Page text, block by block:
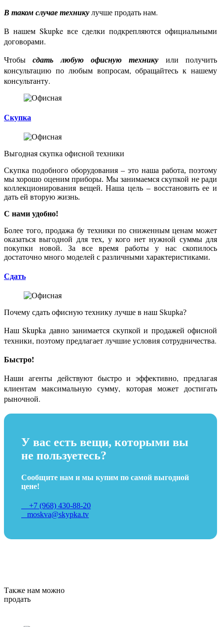
В таком случае техникулучше продать нам.
В нашем Skupke все сделки подкрепляются официальными
договорами.
Чтобысдать любую офисную технику или получить
консультацию по любым вопросам, обращайтесь к нашему
консультанту.
Скупка
Выгодная скупка офисной техники
Скупка подобного оборудования – это наша работа, поэтому
мы хорошо оценим приборы. Мы занимаемся скупкой не ради
коллекционирования вещей. Наша цель – восстановить ее и
дать ей вторую жизнь.
С нами удобно!
Более того, продажа бу техники по сниженным ценам может
оказаться выгодной для тех, у кого нет нужной суммы для
покупки новой. За все время работы у нас скопилось
достаточно много моделей с различными характеристиками.
Сдать
Почему сдать офисную технику лучше в наш Skupka?
Наш Skupka давно занимается скупкой и продажей офисной
техники, поэтому предлагает лучшие условия сотрудничества.
Быстро!
Наши агенты действуют быстро и эффективно, предлагая
клиентам максимальную сумму, которая может достигать
рыночной.
У вас есть вещи, которыми вы
не пользуетесь?
Сообщите нам и мы купим по самой выгодной
цене!
+7 (968) 430-88-20
moskva@skypka.tv
Также нам можно
продать